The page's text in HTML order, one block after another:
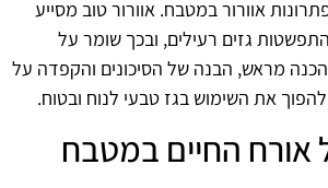
אוורור במטבח. אוורור טוב מסייע
גזים רעילים, ובכך שומר על
מראש, הבנה של הסיכונים והקפדה על
להפוך את השימוש בגז טבעי לנוח ובטוח.
החיים במטבח